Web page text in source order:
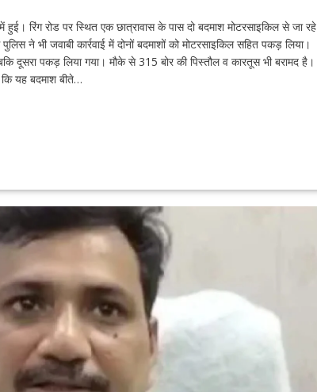
रिंग रोड पर स्थित एक छात्रावास के पास दो बदमाश मोटरसाइकिल से जा रहे
ने भी जवाबी कार्रवाई में दोनों बदमाशों को मोटरसाइकिल सहित पकड़ लिया।
दूसरा पकड़ लिया गया। मौके से 315 बोर की पिस्तौल व कारतूस भी बरामद है।
यह बदमाश बीते…